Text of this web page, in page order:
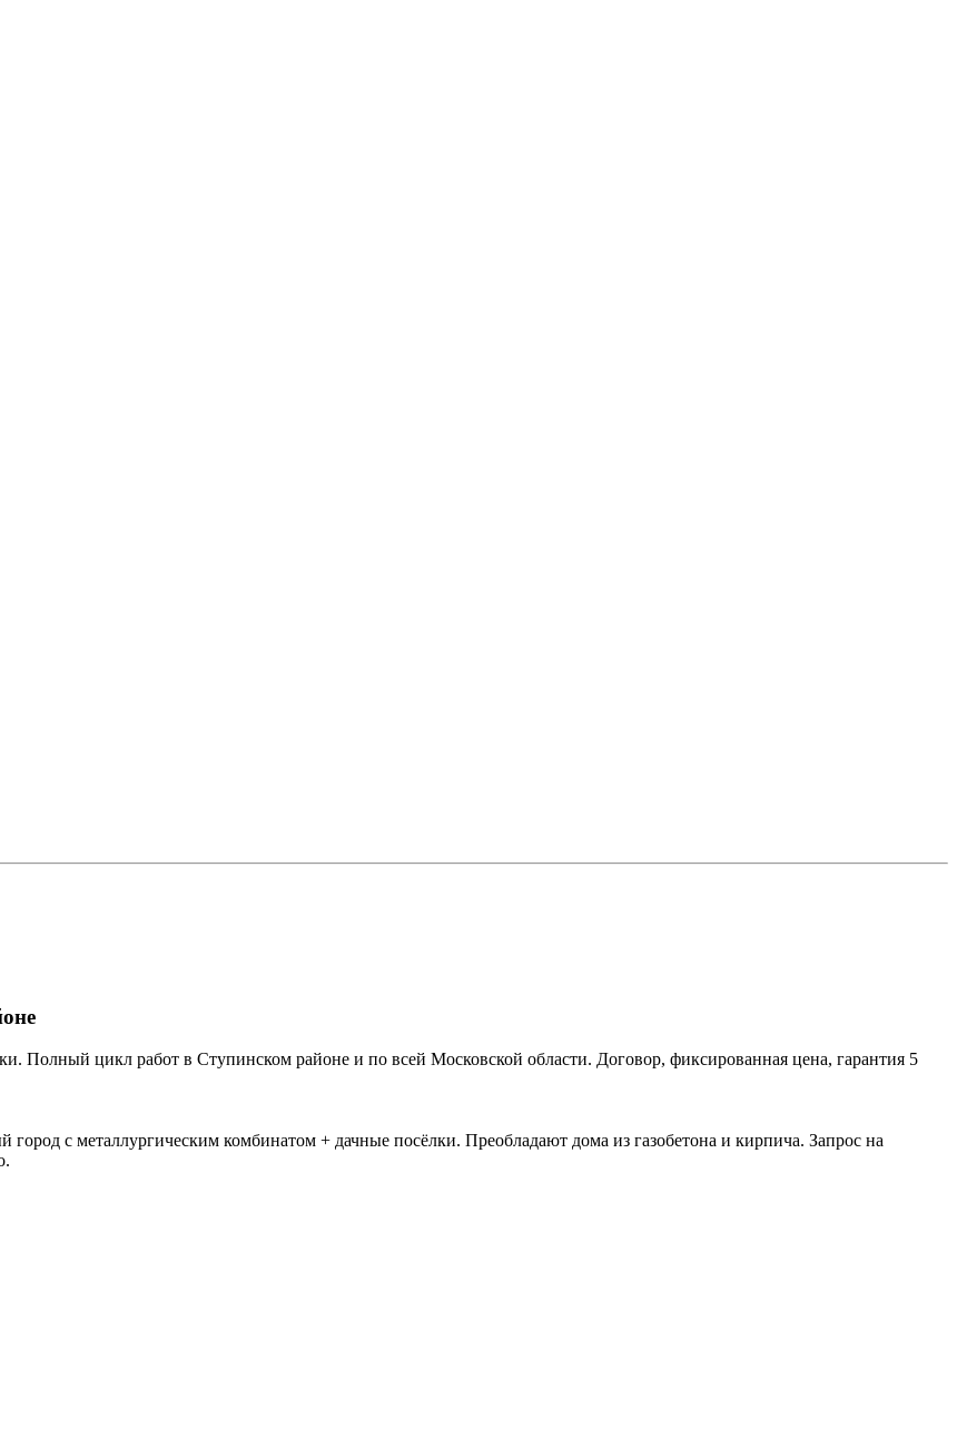
Полный цикл работ в Ступинском районе и по всей Московской области. Договор, фиксированная цена, гарантия 5
с металлургическим комбинатом + дачные посёлки. Преобладают дома из газобетона и кирпича. Запрос на